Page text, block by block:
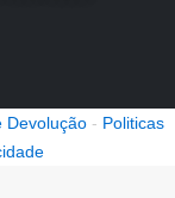
Devolução - Politicas